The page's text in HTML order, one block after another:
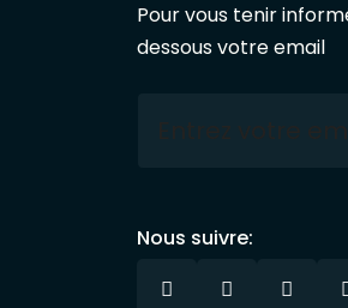
Pour vous tenir
dessous votre email
Nous suivre: